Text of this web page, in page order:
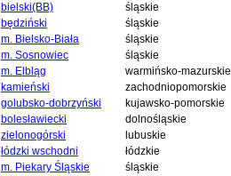
bielski(BB)
śląskie
będziński
śląskie
m. Bielsko-Biała
śląskie
m. Sosnowiec
śląskie
m. Elbląg
warmińsko-mazurskie
kamieński
zachodniopomorskie
golubsko-dobrzyński
kujawsko-pomorskie
bolesławiecki
dolnośląskie
zielonogórski
lubuskie
łódzki wschodni
łódzkie
m. Piekary Śląskie
śląskie